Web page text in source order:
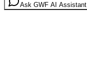
Ask GWF AI Assistant